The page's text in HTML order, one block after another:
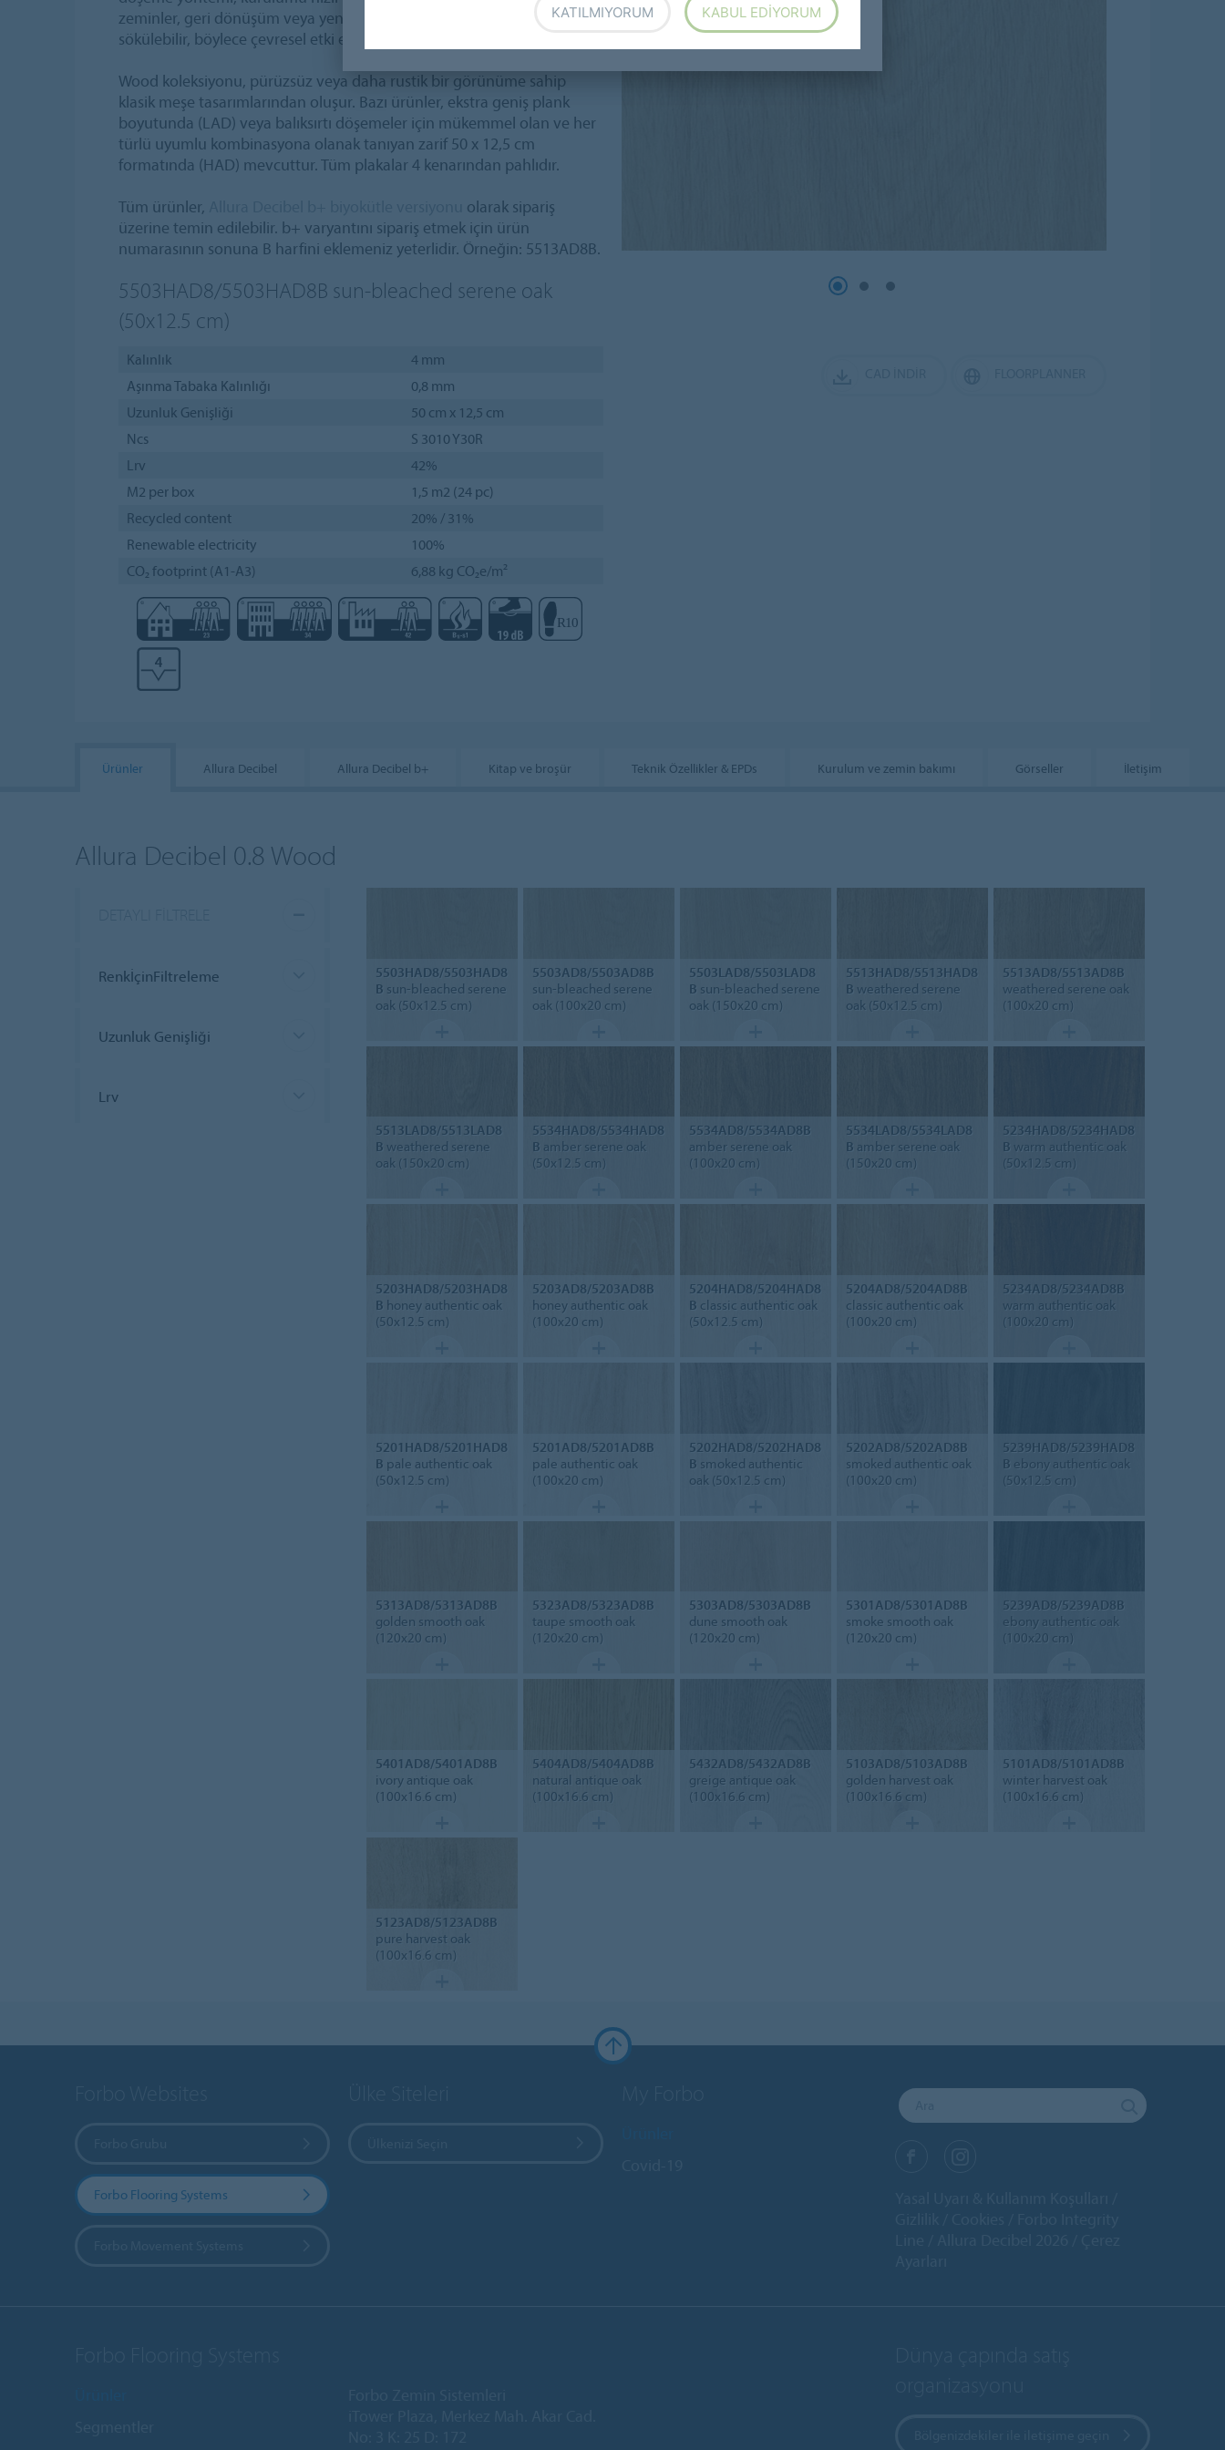
zeminler, geri dönüşüm veya yeniden kullanım amacıyla kolayca
sökülebilir, böylece çevresel etki en aza indirilir.
Wood koleksiyonu, pürüzsüz veya daha rustik bir görünüme sahip
klasik meşe tasarımlarından oluşur. Bazı ürünler, ekstra geniş plank
boyutunda (LAD) veya balıksırtı döşemeler için mükemmel olan ve her
türlü uyumlu kombinasyona olanak tanıyan zarif 50 x 12,5 cm
formatında (HAD) mevcuttur. Tüm plakalar 4 kenarından pahlıdır.
Tüm ürünler,
olarak sipariş
üzerine temin edilebilir. b+ varyantını sipariş etmek için ürün
numarasının sonuna B harfini eklemeniz yeterlidir. Örneğin: 5513AD8B.
5503HAD8/5503HAD8B sun-bleached serene oak
(50x12.5 cm)
Kalınlık
4 mm
Aşınma Tabaka Kalınlığı
0,8 mm
Uzunluk Genişliği
50 cm x 12,5 cm
Ncs
S 3010 Y30R
Lrv
42%
M2 per box
1,5 m2 (24 pc)
Recycled content
20% / 31%
Renewable electricity
100%
CO₂ footprint (A1-A3)
6,88 kg CO₂e/m²
Ürünler Allura Decibel Allura Decibel b+ Kitap ve broşür Teknik Özellikler & EPDs Kurulum ve zemin bakımı Görseller İletişim
Allura Decibel 0.8 Wood
RenkİçinFiltreleme
Uzunluk Genişliği
Lrv
5503HAD8/5503HAD8
B sun-bleached serene
oak (50x12.5 cm)
5503AD8/5503AD8B
sun-bleached serene
oak (100x20 cm)
5503LAD8/5503LAD8
B sun-bleached serene
oak (150x20 cm)
5513HAD8/5513HAD8
B weathered serene
oak (50x12.5 cm)
5513AD8/5513AD8B
weathered serene oak
(100x20 cm)
5513LAD8/5513LAD8
B weathered serene
oak (150x20 cm)
5534HAD8/5534HAD8
B amber serene oak
(50x12.5 cm)
5534AD8/5534AD8B
amber serene oak
(100x20 cm)
5534LAD8/5534LAD8
B amber serene oak
(150x20 cm)
5234HAD8/5234HAD8
B warm authentic oak
(50x12.5 cm)
5203HAD8/5203HAD8
B honey authentic oak
(50x12.5 cm)
5203AD8/5203AD8B
honey authentic oak
(100x20 cm)
5204HAD8/5204HAD8
B classic authentic oak
(50x12.5 cm)
5204AD8/5204AD8B
classic authentic oak
(100x20 cm)
5234AD8/5234AD8B
warm authentic oak
(100x20 cm)
5201HAD8/5201HAD8
B pale authentic oak
(50x12.5 cm)
5201AD8/5201AD8B
pale authentic oak
(100x20 cm)
5202HAD8/5202HAD8
B smoked authentic
oak (50x12.5 cm)
5202AD8/5202AD8B
smoked authentic oak
(100x20 cm)
5239HAD8/5239HAD8
B ebony authentic oak
(50x12.5 cm)
5313AD8/5313AD8B
golden smooth oak
(120x20 cm)
5323AD8/5323AD8B
taupe smooth oak
(120x20 cm)
5303AD8/5303AD8B
dune smooth oak
(120x20 cm)
5301AD8/5301AD8B
smoke smooth oak
(120x20 cm)
5239AD8/5239AD8B
ebony authentic oak
(100x20 cm)
5401AD8/5401AD8B
ivory antique oak
(100x16.6 cm)
5404AD8/5404AD8B
natural antique oak
(100x16.6 cm)
5432AD8/5432AD8B
greige antique oak
(100x16.6 cm)
5103AD8/5103AD8B
golden harvest oak
(100x16.6 cm)
5101AD8/5101AD8B
winter harvest oak
(100x16.6 cm)
5123AD8/5123AD8B
pure harvest oak
(100x16.6 cm)
Forbo Flooring Systems
KATILMIYORUM KABUL EDIYORUM